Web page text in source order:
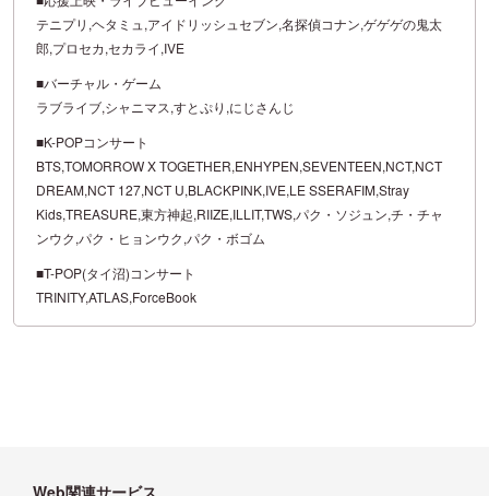
テニプリ,ヘタミュ,アイドリッシュセブン,名探偵コナン,ゲゲゲの鬼太
郎,プロセカ,セカライ,IVE
■バーチャル・ゲーム
ラブライブ,シャニマス,すとぷり,にじさんじ
■K-POPコンサート
BTS,TOMORROW X TOGETHER,ENHYPEN,SEVENTEEN,NCT,NCT
DREAM,NCT 127,NCT U,BLACKPINK,IVE,LE SSERAFIM,Stray
Kids,TREASURE,東方神起,RIIZE,ILLIT,TWS,パク・ソジュン,チ・チャ
ンウク,パク・ヒョンウク,パク・ボゴム
■T-POP(タイ沼)コンサート
TRINITY,ATLAS,ForceBook